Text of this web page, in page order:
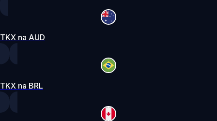
TKX na AUD
TKX na BRL